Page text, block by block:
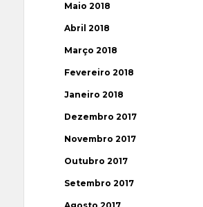
Maio 2018
Abril 2018
Março 2018
Fevereiro 2018
Janeiro 2018
Dezembro 2017
Novembro 2017
Outubro 2017
Setembro 2017